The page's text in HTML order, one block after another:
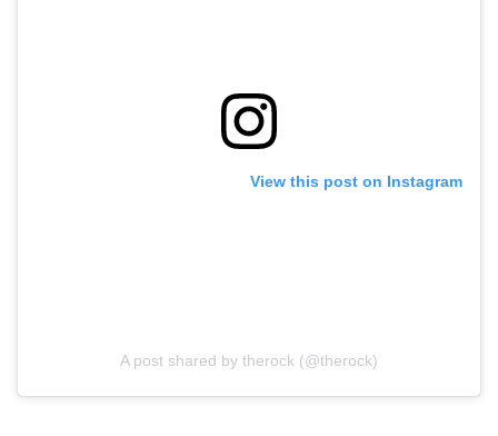
View this post on Instagram
A post shared by therock (@therock)